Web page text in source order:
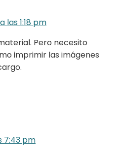
las 1:18 pm
Pero necesito
imprimir las imágenes
7:43 pm